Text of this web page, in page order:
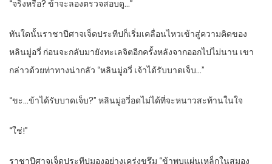
“จริงหรือ? ข้าจะลองตรวจสอบดู…”
ทันใดนั้นราชาปีศาจเจ็ดประทีปก็เริ่มเคลื่อนไหวเข้าสู่ความคิดของ
หลินมู่อวี่ ก่อนจะกลับมายังทะเลจิตอีกครั้งหลังจากออกไปไม่นาน เขา
กล่าวด้วยท่าทางน่ากลัว “หลินมู่อวี่ เจ้าได้รับบาดเจ็บ…”
“ขะ…ข้าได้รับบาดเจ็บ?” หลินมู่อวี่อดไม่ได้ที่จะหนาวสะท้านในใจ
“ใช่!”
ราชาปีศาจเจ็ดประทีปมองอย่างเคร่งขรึม “ข้าพบแผ่นเหล็กในสมอง